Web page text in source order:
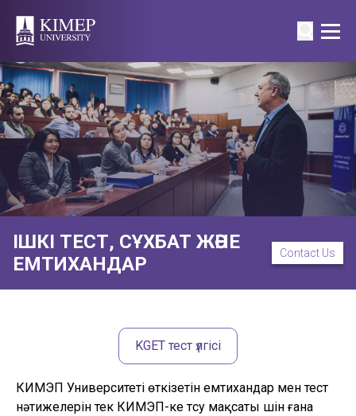
ІШКІ ТЕСТ, СҰХБАТ ЖӘНЕ
ЕМТИХАНДАР
Contact Us
KGET тест үлгісі
КИМЭП Университеті өткізетін емтихандар мен тест
нәтижелерін тек КИМЭП-ке түсу мақсаты үшін ғана